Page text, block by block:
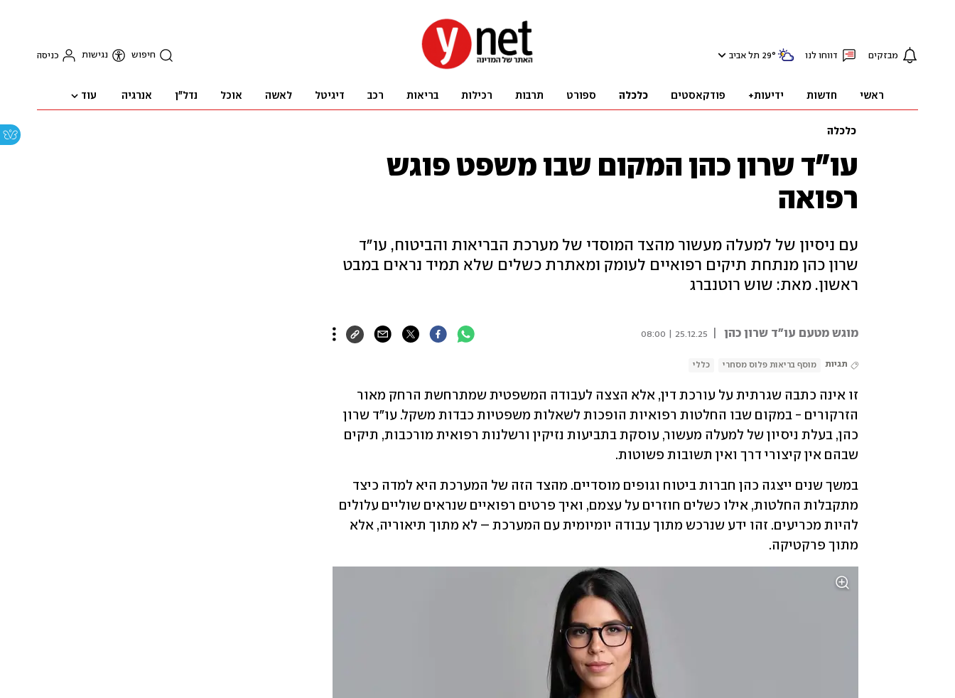
מבזקים דווחו לנו 29° תל אביב חיפוש נגישות כניסה
ראשי חדשות ידיעות+ פודקאסטים כלכלה ספורט תרבות רכילות בריאות רכב דיגיטל לאשה אוכל נדל"ן אנרגיה עוד
כלכלה
עו״ד שרון כהן המקום שבו משפט פוגש
רפואה
עם ניסיון של למעלה מעשור מהצד המוסדי של מערכת הבריאות והביטוח, עו״ד
שרון כהן מנתחת תיקים רפואיים לעומק ומאתרת כשלים שלא תמיד נראים במבט
ראשון. מאת: שוש רוטנברג
מוגש מטעם עו"ד שרון כהן 25.12.25 | 08:00
תגיות מוסף בריאות פלוס מסחרי כללי
שבהם אין קיצורי דרך ואין תשובות פשוטות.
מתוך פרקטיקה.